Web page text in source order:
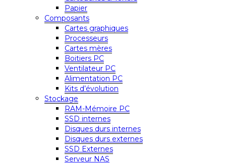
Papier
Composants
Cartes graphiques
Processeurs
Cartes mères
Boitiers PC
Ventilateur PC
Alimentation PC
Kits d’évolution
Stockage
RAM-Mémoire PC
SSD internes
Disques durs internes
Disques durs externes
SSD Externes
Serveur NAS